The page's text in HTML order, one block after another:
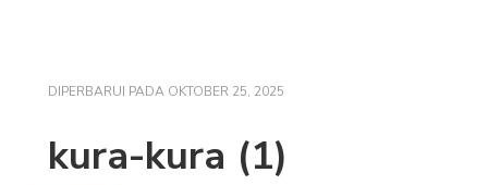
DIPERBARUI PADA OKTOBER 25, 2025
kura-kura (1)